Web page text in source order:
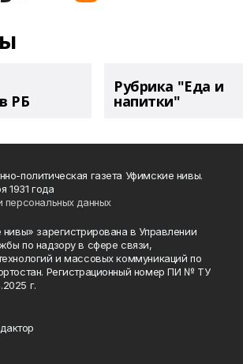
РБ
Рубрика "Еда и
напитки"
политическая газета Уфимские нивы.
1931 года
персональных данных
зарегистрирована в Управлении
по надзору в сфере связи,
и массовых коммуникаций по
Регистрационный номер ПИ № ТУ
г.